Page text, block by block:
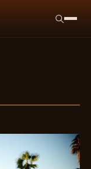
: LE COME-BACK